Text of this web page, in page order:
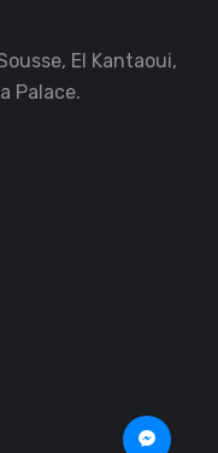
El Kantaoui,
Palace.